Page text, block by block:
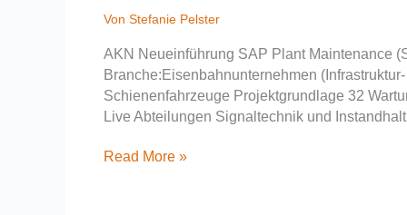
Von Stefanie Pelster
AKN Neueinführung SAP Plant Maintenance
Branche:Eisenbahnunternehmen
Schienenfahrzeuge Projektgrundlage 32
Live Abteilungen Signaltechnik und
Read More »